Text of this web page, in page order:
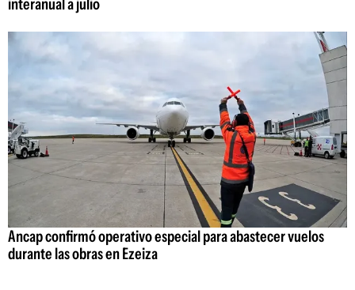
Ancap confirmó operativo especial para abastecer vuelos
durante las obras en Ezeiza